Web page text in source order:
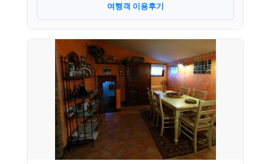
여행객 이용후기